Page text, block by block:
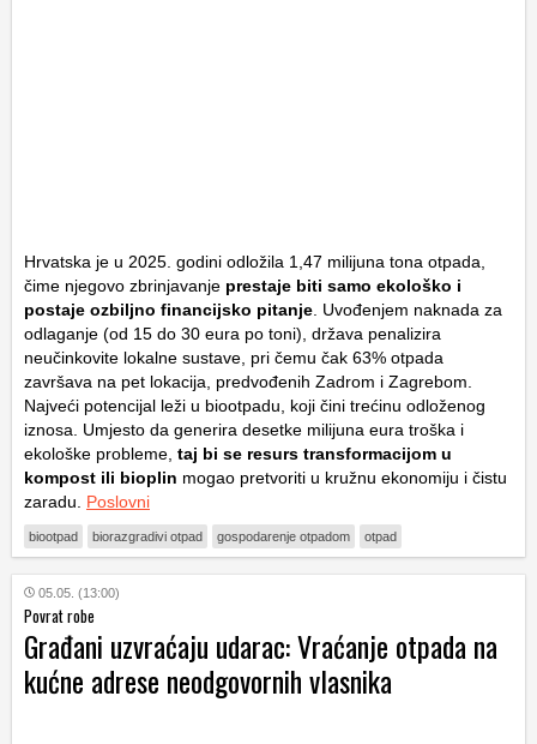
Hrvatska je u 2025. godini odložila 1,47 milijuna tona otpada,
čime njegovo zbrinjavanje prestaje biti samo ekološko i
postaje ozbiljno financijsko pitanje . Uvođenjem naknada za
odlaganje (od 15 do 30 eura po toni), država penalizira
neučinkovite lokalne sustave, pri čemu čak 63% otpada
završava na pet lokacija, predvođenih Zadrom i Zagrebom.
Najveći potencijal leži u biootpadu, koji čini trećinu odloženog
iznosa. Umjesto da generira desetke milijuna eura troška i
ekološke probleme, taj bi se resurs transformacijom u
kompost ili bioplin mogao pretvoriti u kružnu ekonomiju i čistu
zaradu. Poslovni
biootpad biorazgradivi otpad gospodarenje otpadom otpad
05.05. (13:00)
Povrat robe
Građani uzvraćaju udarac: Vraćanje otpada na
kućne adrese neodgovornih vlasnika